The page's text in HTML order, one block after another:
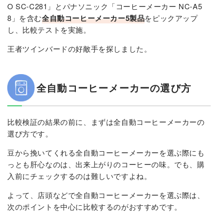
O SC-C281」とパナソニック「コーヒーメーカー NC-A5
8」を含む全自動コーヒーメーカー5製品をピックアップ
し、比較テストを実施。
王者ツインバードの好敵手を探しました。
全自動コーヒーメーカーの選び方
比較検証の結果の前に、まずは全自動コーヒーメーカーの
選び方です。
豆から挽いてくれる全自動コーヒーメーカーを選ぶ際にも
っとも肝心なのは、出来上がりのコーヒーの味。でも、購
入前にチェックするのは難しいですよね。
よって、店頭などで全自動コーヒーメーカーを選ぶ際は、
次のポイントを中心に比較するのがおすすめです。